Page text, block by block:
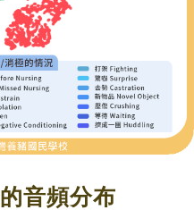
音頻分布